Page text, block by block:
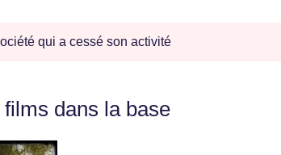
qui a cessé son activité
films dans la base